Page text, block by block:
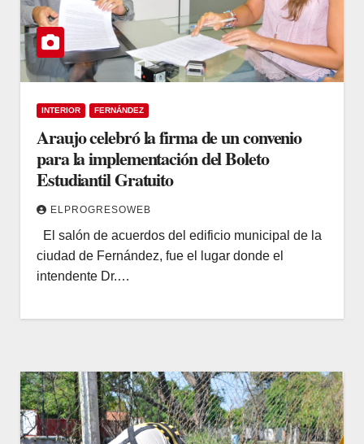
INTERIOR FERNÁNDEZ
Araujo celebró la firma de un convenio
para la implementación del Boleto
Estudiantil Gratuito
ELPROGRESOWEB
El salón de acuerdos del edificio municipal de la
ciudad de Fernández, fue el lugar donde el
intendente Dr.…